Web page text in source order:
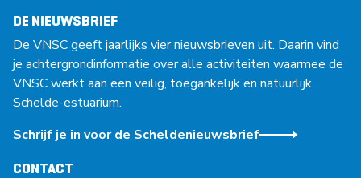
DE NIEUWSBRIEF
De VNSC geeft jaarlijks vier nieuwsbrieven uit. Daarin vind
je achtergrondinformatie over alle activiteiten waarmee de
VNSC werkt aan een veilig, toegankelijk en natuurlijk
Schelde-estuarium.
Schrijf je in voor de Scheldenieuwsbrief
CONTACT